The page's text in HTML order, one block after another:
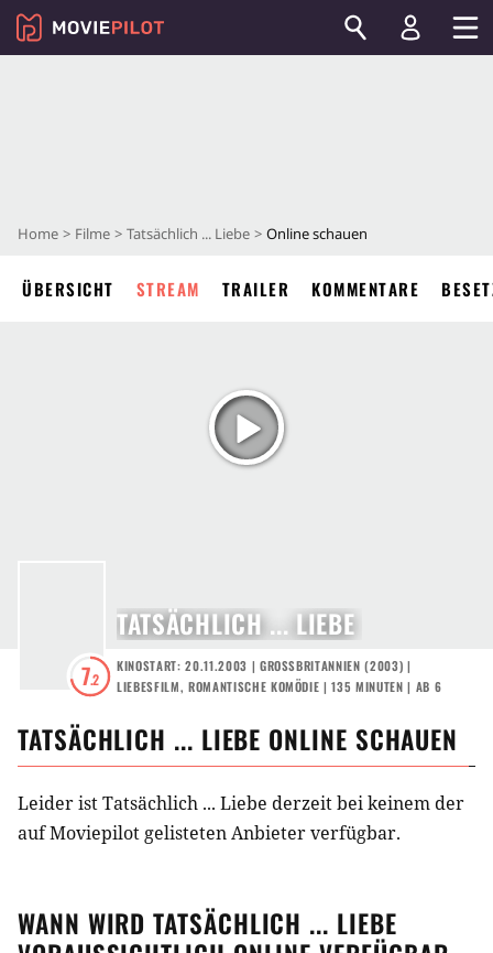
Home Filme Tatsächlich ... Liebe Online schauen
ÜBERSICHT STREAM TRAILER KOMMENTARE
7.2
TATSÄCHLICH ... LIEBE
KINOSTART: 20.11.2003 | GROSSBRITANNIEN (2003) |
LIEBESFILM, ROMANTISCHE KOMÖDIE | 135 MINUTEN | AB 6
TATSÄCHLICH ... LIEBE ONLINE SCHAUEN
Leider ist Tatsächlich ... Liebe derzeit bei keinem der
auf Moviepilot gelisteten Anbieter verfügbar.
WANN WIRDTATSÄCHLICH ... LIEBE